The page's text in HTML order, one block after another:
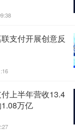
支付开展创意反
上半年营收13.4
万亿